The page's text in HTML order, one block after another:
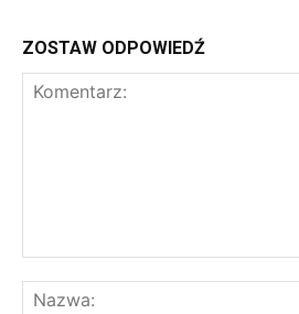
ZOSTAW ODPOWIEDŹ